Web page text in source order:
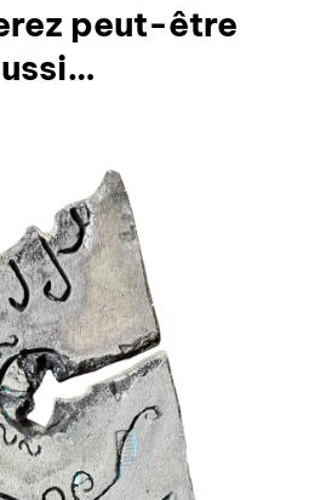
peut-être